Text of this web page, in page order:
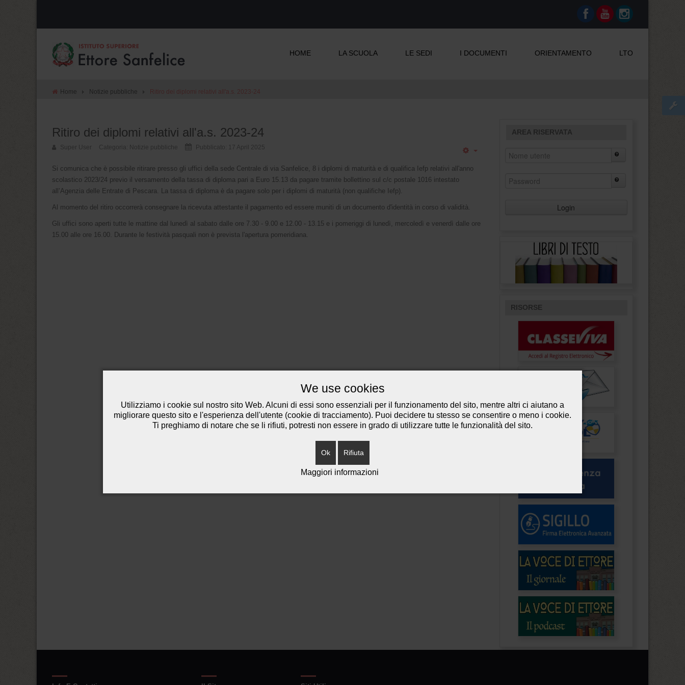
HOME LA SCUOLA LE SEDI I DOCUMENTI ORIENTAMENTO LTO
Home Notizie pubbliche Ritiro dei diplomi relativi all'a.s. 2023-24
Ritiro dei diplomi relativi all'a.s. 2023-24
Super User Categoria: Notizie pubbliche Pubblicato: 17 April 2025
Si comunica che è possibile ritirare presso gli uffici della sede Centrale di via Sanfelice, 8 i diplomi di maturità e di qualifica Iefp relativi all'anno
scolastico 2023/24 previo il versamento della tassa di diploma pari a Euro 15.13 da pagare tramite bollettino sul c/c postale 1016 intestato
all’Agenzia delle Entrate di Pescara. La tassa di diploma è da pagare solo per i diplomi di maturità (non qualifiche Iefp).
Al momento del ritiro occorrerà consegnare la ricevuta attestante il pagamento ed essere muniti di un documento d'identità in corso di validità.
Gli uffici sono aperti tutte le mattine dal lunedì al sabato dalle ore 7.30 - 9.00 e 12.00 - 13.15 e i pomeriggi di lunedì, mercoledì e venerdì dalle ore
15.00 alle ore 16.00. Durante le festività pasquali non è prevista l'apertura pomeridiana.
AREA RISERVATA
Login
RISORSE
We use cookies
Utilizziamo i cookie sul nostro sito Web. Alcuni di essi sono essenziali per il funzionamento del sito, mentre altri ci aiutano a
migliorare questo sito e l'esperienza dell'utente (cookie di tracciamento). Puoi decidere tu stesso se consentire o meno i cookie.
Ti preghiamo di notare che se li rifiuti, potresti non essere in grado di utilizzare tutte le funzionalità del sito.
Ok Rifiuta
Maggiori informazioni